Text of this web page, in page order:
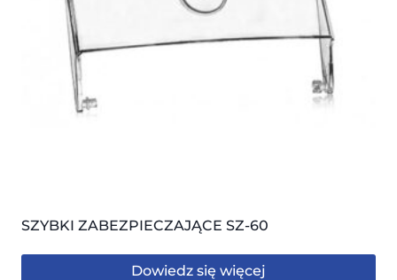
SZYBKI ZABEZPIECZAJĄCE SZ-60
Dowiedz się więcej